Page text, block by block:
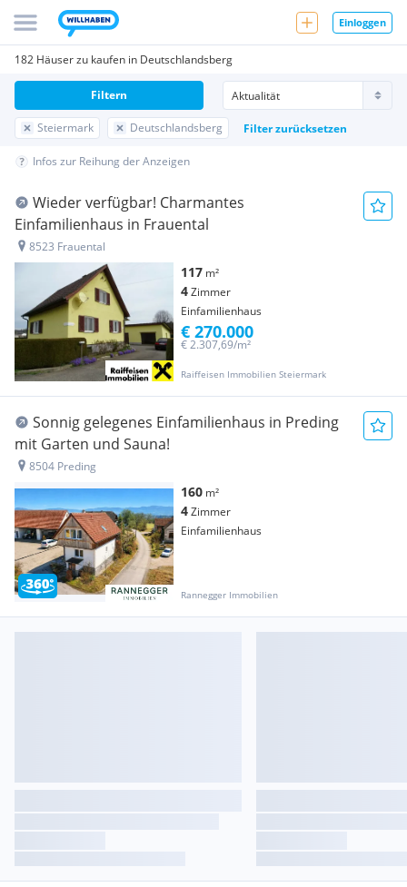
Einloggen
182 Häuser zu kaufen in Deutschlandsberg
Steiermark Deutschlandsberg Filter zurücksetzen
Filtern
Infos zur Reihung der Anzeigen
Wieder verfügbar! Charmantes
Einfamilienhaus in Frauental
8523 Frauental
117 m²
4Zimmer
Einfamilienhaus
Raiffeisen Immobilien Steiermark
€ 2.307,69/m²
€ 270.000
Sonnig gelegenes Einfamilienhaus in Preding
mit Garten und Sauna!
8504 Preding
160 m²
4Zimmer
Einfamilienhaus
Rannegger Immobilien